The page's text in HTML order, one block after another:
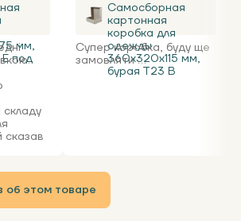
мм,
под
складу
сказав
Самосборная
картонная
коробка для
одежды
360х320х115 мм,
бурая Т23 В
Супер коробка, буду ще
замовляти ...
об этом товаре